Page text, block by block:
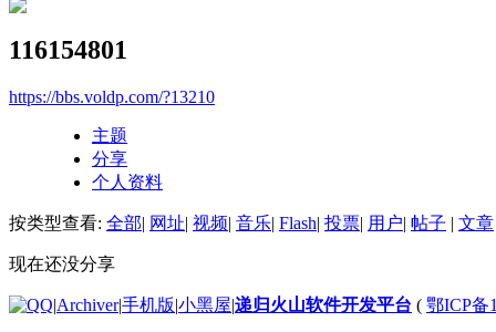
116154801
https://bbs.voldp.com/?13210
主题
分享
个人资料
按类型查看: 全部| 网址| 视频| 音乐| Flash| 投票| 用户| 帖子 | 文章
现在还没分享
|Archiver|手机版|小黑屋|递归火山软件开发平台 ( 鄂ICP备